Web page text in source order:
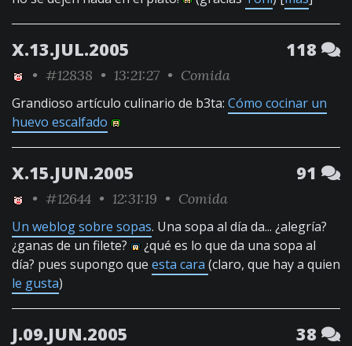
X.13.JUL.2005 118
• #12838 • 13:21:27 • Comida
Grandioso artículo culinario de b3ta: Cómo cocinar un
huevo escalfado
X.15.JUN.2005 91
• #12644 • 12:31:19 • Comida
Un weblog sobre sopas. Una sopa al día da... ¿alegría?
¿ganas de un filete?
¿qué es lo que da una sopa al
día? pues supongo que esta cara (claro, que hay a quien
le gusta)
J.09.JUN.2005 38